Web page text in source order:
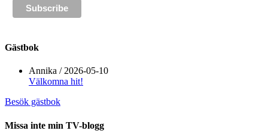
Gästbok
Annika / 2026-05-10
Välkomna hit!
Besök gästbok
Missa inte min TV-blogg